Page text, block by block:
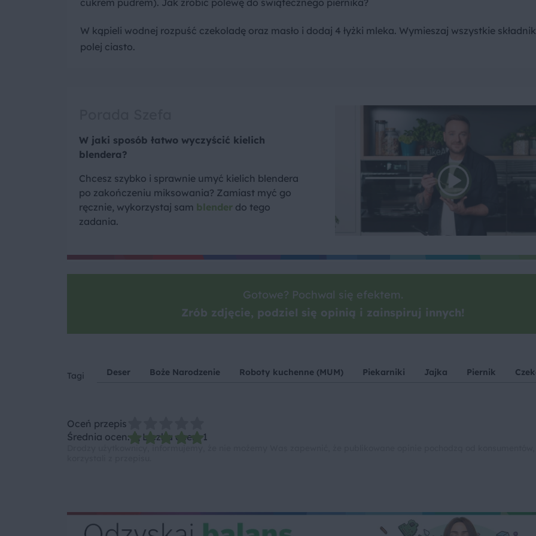
W kąpieli wodnej rozpuść czekoladę oraz masło i dodaj 4 łyżki mleka. Wymieszaj wszystkie
polej ciasto.
W jaki sposób łatwo wyczyścić kielich
blendera?
Chcesz szybko i sprawnie umyć kielich blendera
po zakończeniu miksowania? Zamiast myć go
ręcznie, wykorzystaj sam blender do tego
zadania.
Gotowe? Pochwal się efektem.
Zrób zdjęcie, podziel się opinią i zainspiruj innych!
Tagi Deser Boże Narodzenie Roboty kuchenne (MUM) Piekarniki Jajka Piernik
Oceń przepis
Średnia ocen: 5, Liczba ocen: 1